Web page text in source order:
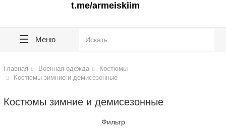
t.me/armeiskiim
Меню
Главная Военная одежда
Костюмы
Костюмы зимние и демисезонные
Костюмы зимние и демисезонные
Фильтр